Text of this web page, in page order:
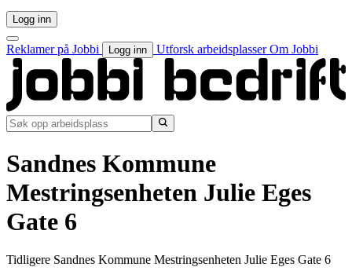
Logg inn
Reklamer på Jobbi Logg inn Utforsk arbeidsplasserOm Jobbi
Sandnes Kommune
Mestringsenheten Julie Eges
Gate 6
Tidligere Sandnes Kommune Mestringsenheten Julie Eges Gate 6